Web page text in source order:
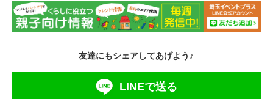
友達にもシェアしてあげよう♪
LINEで送る